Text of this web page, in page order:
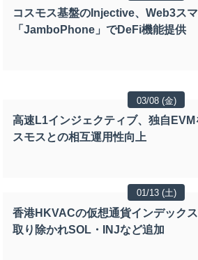
コスモス基盤のInjective、Web3ス
「JamboPhone」でDeFi機能提供
03/08 (金)
高速L1インジェクティブ、独自
スモスとの相互運用性向上
01/13 (土)
香港HKVACの仮想通貨インデック
取り除かれSOL・INJなど追加